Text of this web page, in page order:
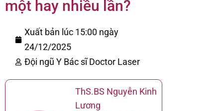
một hay nhiều lần?
Xuất bản lúc 15:00 ngày
24/12/2025
Đội ngũ Y Bác sĩ Doctor Laser
ThS.BS Nguyễn Kinh
Lương